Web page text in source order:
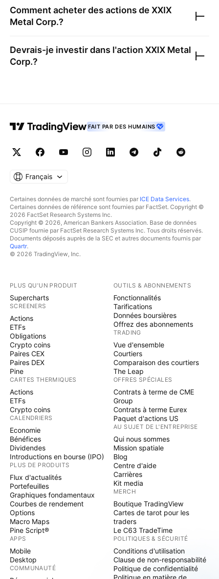
Comment acheter des actions de XXIX
Metal Corp.?
Devrais-je investir dans l'action XXIX Metal
Corp.?
FAIT PAR DES HUMAINS
Français
Certaines données de marché sont fournies par ICE Data Services.
Certaines données de référence sont fournies par FactSet. Copyright ©
2026 FactSet Research Systems Inc.
Copyright © 2026, American Bankers Association. Base de données
CUSIP fournie par FactSet Research Systems Inc. Tous droits réservés.
Documents déposés auprès de la SEC et autres documents fournis par
Quartr.
© 2026 TradingView, Inc.
PLUS QU'UN PRODUIT
Supercharts
SCREENERS
Actions
ETFs
Obligations
Crypto coins
Paires CEX
Paires DEX
Pine
CARTES THERMIQUES
Actions
ETFs
Crypto coins
CALENDRIERS
Economie
Bénéfices
Dividendes
Introductions en bourse (IPO)
PLUS DE PRODUITS
Flux d'actualités
Portefeuilles
Graphiques fondamentaux
Courbes de rendement
Options
Macro Maps
Pine Script®
APPS
Mobile
Desktop
COMMUNAUTÉ
OUTILS & ABONNEMENTS
Fonctionnalités
Tarifications
Données boursières
Offrez des abonnements
TRADING
Vue d'ensemble
Courtiers
Comparaison des courtiers
The Leap
OFFRES SPÉCIALES
Contrats à terme de CME
Group
Contrats à terme Eurex
Paquet d'actions US
AU SUJET DE L'ENTREPRISE
Qui nous sommes
Mission spatiale
Blog
Centre d'aide
Carrières
Kit media
MERCH
Boutique TradingView
Cartes de tarot pour les
traders
Le C63 TradeTime
POLITIQUES & SÉCURITÉ
Conditions d'utilisation
Clause de non-responsabilité
Politique de confidentialité
Politique en matière de